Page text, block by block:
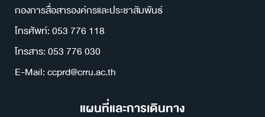
กองการสื่อสารองค์กรและประชาสัมพันธ์
โทรศัพท์: 053 776 118
โทรสาร: 053 776 030
E-Mail: ccprd@crru.ac.th
แผนที่และการเดินทาง